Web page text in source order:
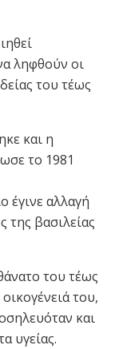
ληφθούν οι
του τέως
και η
το 1981
έγινε αλλαγή
της βασιλείας
του τέως
του,
και
υγείας.